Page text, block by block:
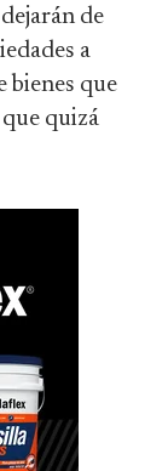
de
a
bienes que
quizá